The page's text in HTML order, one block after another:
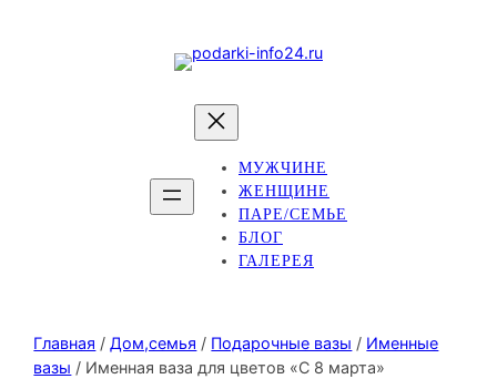
МУЖЧИНЕ
ЖЕНЩИНЕ
ПАРЕ/СЕМЬЕ
БЛОГ
ГАЛЕРЕЯ
Главная / Дом,семья / Подарочные вазы / Именные
вазы / Именная ваза для цветов «С 8 марта»